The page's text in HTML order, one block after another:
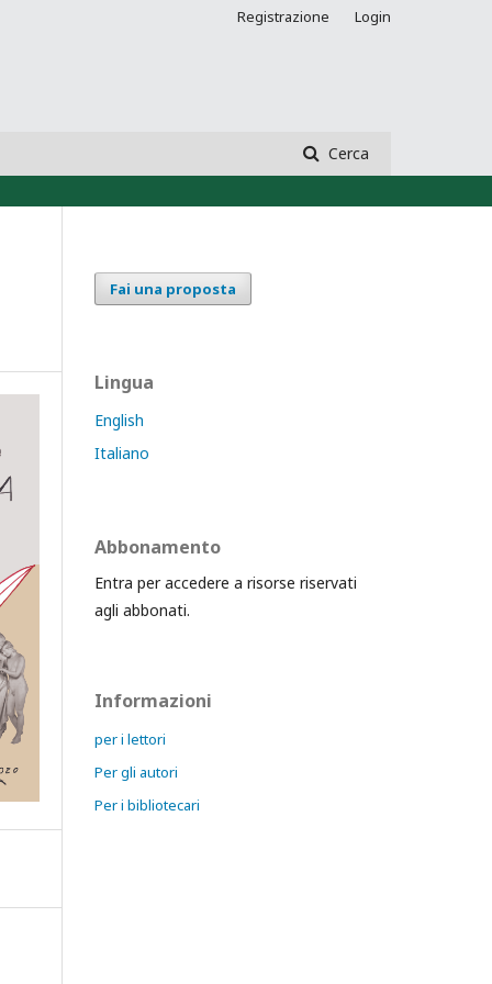
Cerca
Registrazione Login
Fai una proposta
Lingua
English
Italiano
Abbonamento
Entra per accedere a risorse riservati
agli abbonati.
Informazioni
per i lettori
Per gli autori
Per i bibliotecari